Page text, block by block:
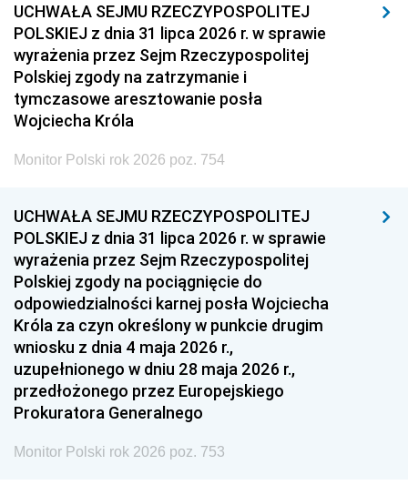
UCHWAŁA SEJMU RZECZYPOSPOLITEJ
POLSKIEJ z dnia 31 lipca 2026 r. w sprawie
wyrażenia przez Sejm Rzeczypospolitej
Polskiej zgody na zatrzymanie i
tymczasowe aresztowanie posła
Wojciecha Króla
Monitor Polski rok 2026 poz. 754
UCHWAŁA SEJMU RZECZYPOSPOLITEJ
POLSKIEJ z dnia 31 lipca 2026 r. w sprawie
wyrażenia przez Sejm Rzeczypospolitej
Polskiej zgody na pociągnięcie do
odpowiedzialności karnej posła Wojciecha
Króla za czyn określony w punkcie drugim
wniosku z dnia 4 maja 2026 r.,
uzupełnionego w dniu 28 maja 2026 r.,
przedłożonego przez Europejskiego
Prokuratora Generalnego
Monitor Polski rok 2026 poz. 753